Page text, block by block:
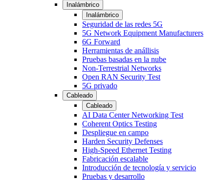
Inalámbrico
Inalámbrico
Seguridad de las redes 5G
5G Network Equipment Manufacturers
6G Forward
Herramientas de anállisis
Pruebas basadas en la nube
Non-Terrestrial Networks
Open RAN Security Test
5G privado
Cableado
Cableado
AI Data Center Networking Test
Coherent Optics Testing
Despliegue en campo
Harden Security Defenses
High-Speed Ethernet Testing
Fabricación escalable
Introducción de tecnología y servicio
Pruebas y desarrollo